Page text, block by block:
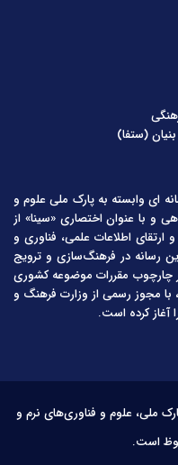
(ستفا)
ای وابسته به پارک ملی علوم و
و با عنوان اختصاری «سینا» از
سازی و ارتقای اطلاعات علمی، فناوری و
رسانه در فرهنگ‌سازی و ترویج
چارچوب مقررات موضوعه کشوری
مجوز رسمی از وزارت فرهنگ و
ملی، علوم و فناوری‌های نرم و
است.